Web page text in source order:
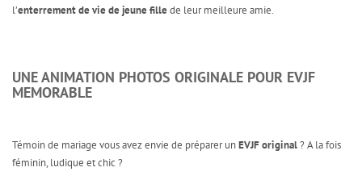
l’enterrement de vie de jeune fille de leur meilleure amie.
UNE ANIMATION PHOTOS ORIGINALE POUR EVJF
MEMORABLE
Témoin de mariage vous avez envie de préparer unEVJF original? A la fois
féminin, ludique et chic ?